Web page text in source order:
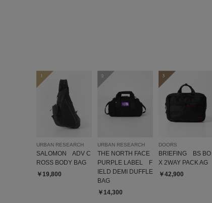
1
URBAN RESEARCH
SALOMON ADV C
ROSS BODY BAG
￥19,800
2
URBAN RESEARCH
THE NORTH FACE
PURPLE LABEL F
IELD DEMI DUFFLE
BAG
￥14,300
3
DOORS
BRIEFING BS BO
X 2WAY PACK AG
￥42,900